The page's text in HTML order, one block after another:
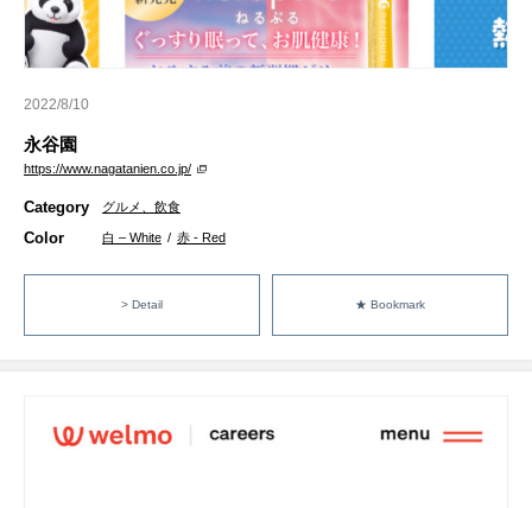
2022/8/10
永谷園
https://www.nagatanien.co.jp/
Category グルメ、飲食
Color 白 – White / 赤 - Red
> Detail ★ Bookmark